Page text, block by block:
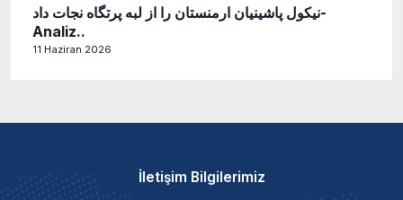
نیکول پاشینیان ارمنستان را از لبه پرتگاه نجات داد-
Analiz..
11 Haziran 2026
İletişim Bilgilerimiz